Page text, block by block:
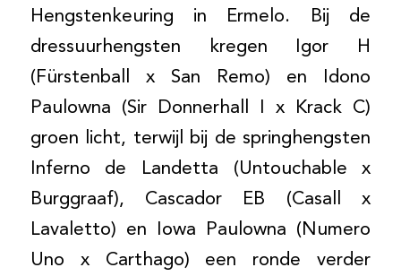
Hengstenkeuring in Ermelo. Bij de
dressuurhengsten kregen Igor H
(Fürstenball x San Remo) en Idono
Paulowna (Sir Donnerhall I x Krack C)
groen licht, terwijl bij de springhengsten
Inferno de Landetta (Untouchable x
Burggraaf), Cascador EB (Casall x
Lavaletto) en Iowa Paulowna (Numero
Uno x Carthago) een ronde verder